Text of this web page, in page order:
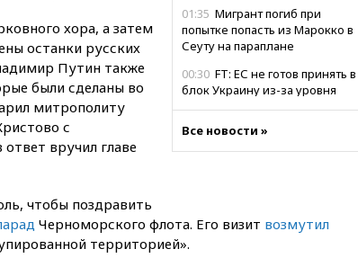
01:35 Мигрант погиб при
попытке попасть из Марокко в
Сеуту на параплане
00:30 FT: ЕС не готов принять в
блок Украину из-за уровня
вчера, 23:35Лукашенко
объяснил экономическую
ресторана «Армения» в
Москве вернут утраченную
Все новости »
хора, а затем
останки русских
Путин также
были сделаны во
митрополиту
с
вручил главе
чтобы поздравить
Черноморского флота. Его визит возмутил
территорией».